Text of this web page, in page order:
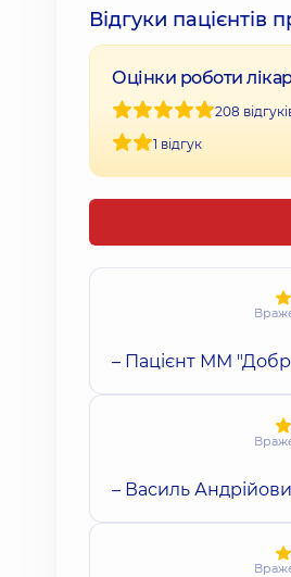
Відгуки
Оцінки роботи
208
1 відгук
– Пацієнт ММ
– Василь